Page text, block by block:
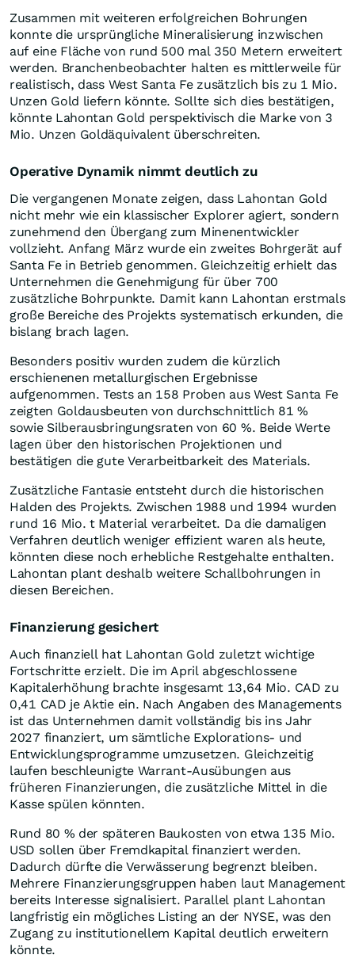
Zusammen mit weiteren erfolgreichen Bohrungen
konnte die ursprüngliche Mineralisierung inzwischen
auf eine Fläche von rund 500 mal 350 Metern erweitert
werden. Branchenbeobachter halten es mittlerweile für
realistisch, dass West Santa Fe zusätzlich bis zu 1 Mio.
Unzen Gold liefern könnte. Sollte sich dies bestätigen,
könnte Lahontan Gold perspektivisch die Marke von 3
Mio. Unzen Goldäquivalent überschreiten.
Operative Dynamik nimmt deutlich zu
Die vergangenen Monate zeigen, dass Lahontan Gold
nicht mehr wie ein klassischer Explorer agiert, sondern
zunehmend den Übergang zum Minenentwickler
vollzieht. Anfang März wurde ein zweites Bohrgerät auf
Santa Fe in Betrieb genommen. Gleichzeitig erhielt das
Unternehmen die Genehmigung für über 700
zusätzliche Bohrpunkte. Damit kann Lahontan erstmals
große Bereiche des Projekts systematisch erkunden, die
bislang brach lagen.
Besonders positiv wurden zudem die kürzlich
erschienenen metallurgischen Ergebnisse
aufgenommen. Tests an 158 Proben aus West Santa Fe
zeigten Goldausbeuten von durchschnittlich 81 %
sowie Silberausbringungsraten von 60 %. Beide Werte
lagen über den historischen Projektionen und
bestätigen die gute Verarbeitbarkeit des Materials.
Zusätzliche Fantasie entsteht durch die historischen
Halden des Projekts. Zwischen 1988 und 1994 wurden
rund 16 Mio. t Material verarbeitet. Da die damaligen
Verfahren deutlich weniger effizient waren als heute,
könnten diese noch erhebliche Restgehalte enthalten.
Lahontan plant deshalb weitere Schallbohrungen in
diesen Bereichen.
Finanzierung gesichert
Auch finanziell hat Lahontan Gold zuletzt wichtige
Fortschritte erzielt. Die im April abgeschlossene
Kapitalerhöhung brachte insgesamt 13,64 Mio. CAD zu
0,41 CAD je Aktie ein. Nach Angaben des Managements
ist das Unternehmen damit vollständig bis ins Jahr
2027 finanziert, um sämtliche Explorations- und
Entwicklungsprogramme umzusetzen. Gleichzeitig
laufen beschleunigte Warrant-Ausübungen aus
früheren Finanzierungen, die zusätzliche Mittel in die
Kasse spülen könnten.
Rund 80 % der späteren Baukosten von etwa 135 Mio.
USD sollen über Fremdkapital finanziert werden.
Dadurch dürfte die Verwässerung begrenzt bleiben.
Mehrere Finanzierungsgruppen haben laut Management
bereits Interesse signalisiert. Parallel plant Lahontan
langfristig ein mögliches Listing an der NYSE, was den
Zugang zu institutionellem Kapital deutlich erweitern
könnte.